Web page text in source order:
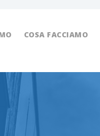
COSA FACCIAMO